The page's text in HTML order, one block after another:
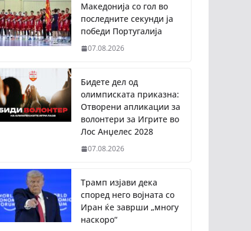
Македонија со гол во
последните секунди ја
победи Португалија
07.08.2026
Бидете дел од
олимписката приказна:
Отворени апликации за
волонтери за Игрите во
Лос Анџелес 2028
07.08.2026
Трамп изјави дека
според него војната со
Иран ќе заврши „многу
наскоро“